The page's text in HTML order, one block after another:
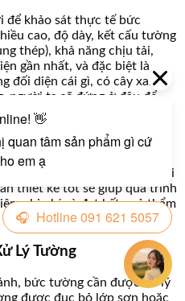
để khảo sát thực tế bức
cao, độ dày, kết cấu tường
thép), khả năng chịu tải,
gần nhất, và đặc biệt là
đối diện cái gì, có cây xanh
người ta sẽ đứng ở đâu để
những dữ liệu này được
kế ba chiều, cho phép gia
cùng một cách trực quan
kế thường kéo dài từ một
tạp của công trình. Đây là giai
thiết kế tốt sẽ giúp quá trình
chi phí và đạt kết quả thẩm
Lý Tường
bức tường cần được xử lý
được đục bỏ lớp sơn hoặc